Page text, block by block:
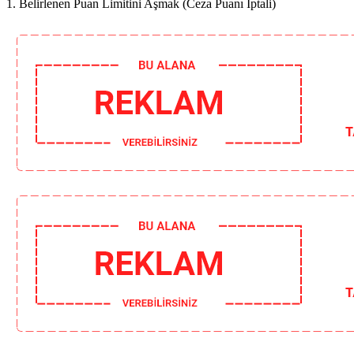
1. Belirlenen Puan Limitini Aşmak (Ceza Puanı İptali)